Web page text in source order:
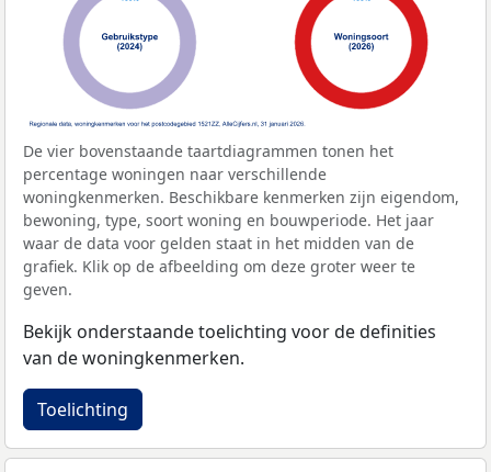
De vier bovenstaande taartdiagrammen tonen het
percentage woningen naar verschillende
woningkenmerken. Beschikbare kenmerken zijn eigendom,
bewoning, type, soort woning en bouwperiode. Het jaar
waar de data voor gelden staat in het midden van de
grafiek. Klik op de afbeelding om deze groter weer te
geven.
Bekijk onderstaande toelichting voor de definities
van de woningkenmerken.
Toelichting